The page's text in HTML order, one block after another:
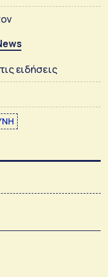
ειδήσεις